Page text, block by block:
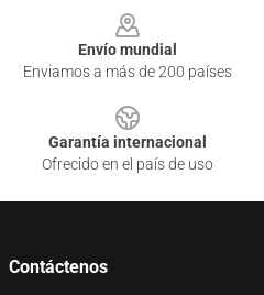
Envío mundial
Enviamos a más de 200 países
Garantía internacional
Ofrecido en el país de uso
Contáctenos